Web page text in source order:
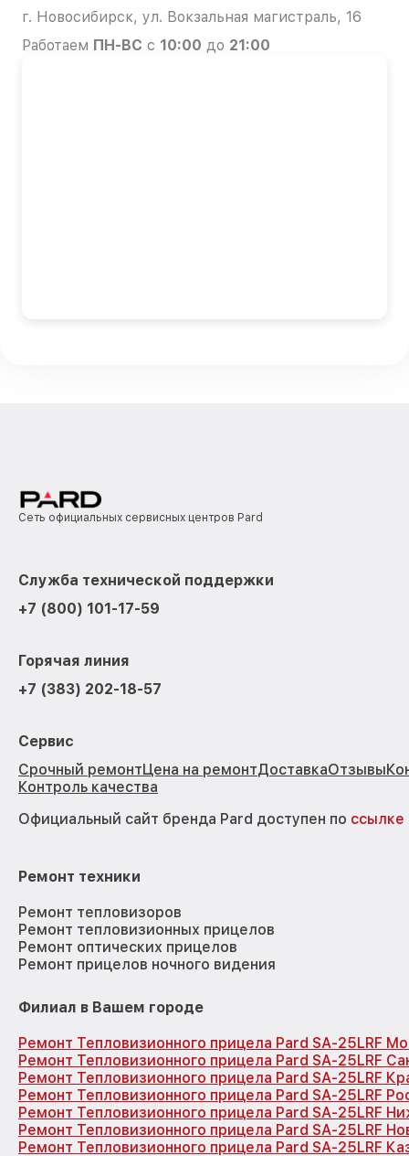
г. Новосибирск, ул. Вокзальная магистраль, 16
Работаем ПН-ВС с 10:00 до 21:00
Сеть официальных сервисных центров Pard
Служба технической поддержки
+7 (800) 101-17-59
Горячая линия
+7 (383) 202-18-57
Сервис
Срочный ремонтЦена на ремонтДоставкаОтзывы
Контроль качества
Официальный сайт бренда Pard доступен по ссылке
Ремонт техники
Ремонт тепловизоров
Ремонт тепловизионных прицелов
Ремонт оптических прицелов
Ремонт прицелов ночного видения
Филиал в Вашем городе
Ремонт Тепловизионного прицела Pard SA-25LRF
Ремонт Тепловизионного прицела Pard SA-25LRF
Ремонт Тепловизионного прицела Pard SA-25LRF
Ремонт Тепловизионного прицела Pard SA-25LRF
Ремонт Тепловизионного прицела Pard SA-25LRF
Ремонт Тепловизионного прицела Pard SA-25LRF
Ремонт Тепловизионного прицела Pard SA-25LRF